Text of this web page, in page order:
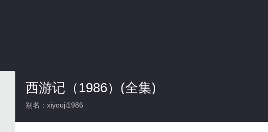
西游记（1986）(全集)
别名：xiyouji1986